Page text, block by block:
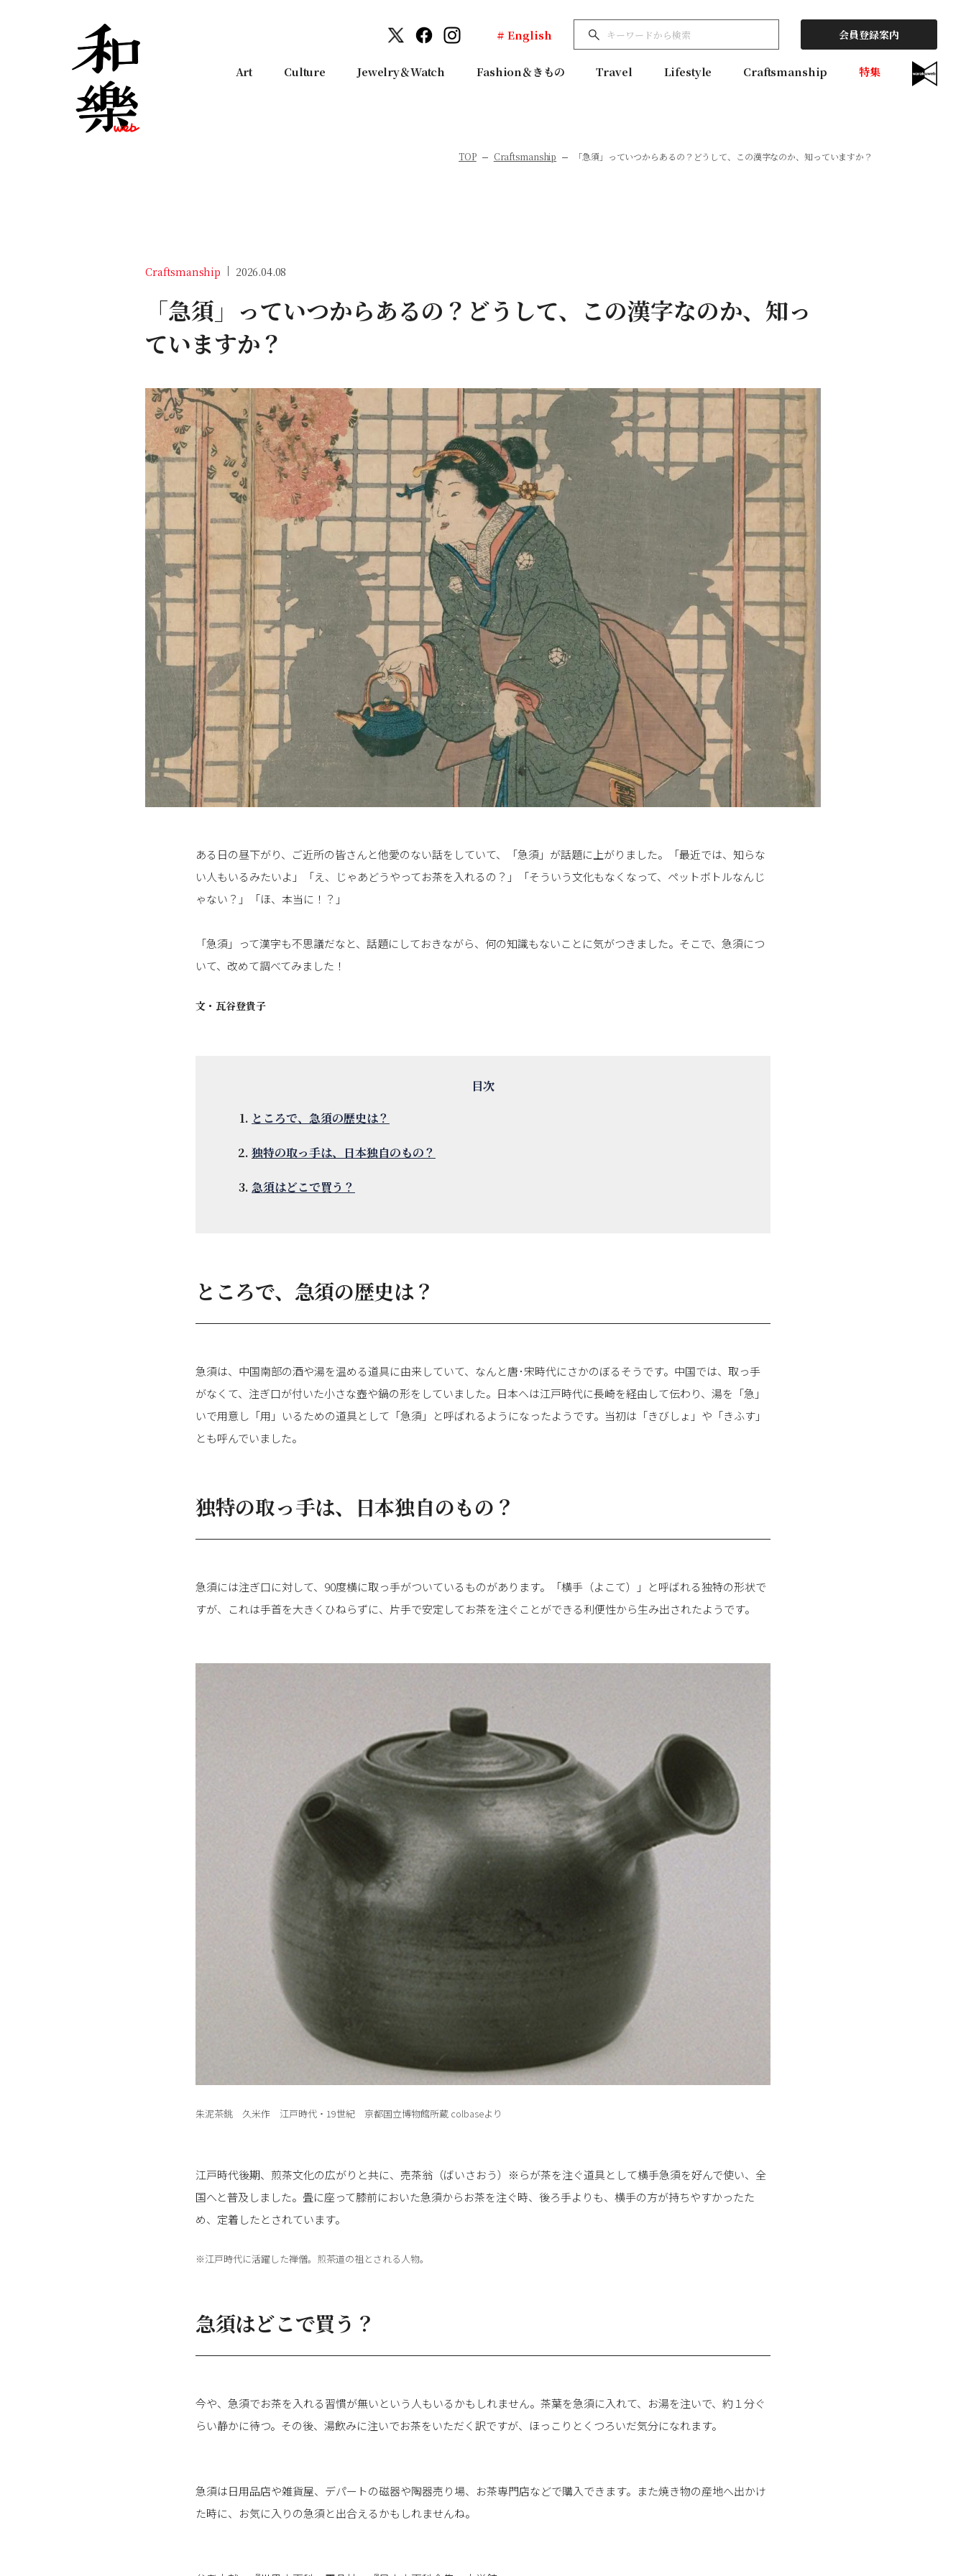
# English 会員登録案内
Art Culture Jewelry＆Watch Fashion＆きもの Travel Lifestyle Craftsmanship 特集
TOP Craftsmanship 「急須」っていつからあるの？どうして、この漢字なのか、知っていますか？
Craftsmanship 2026.04.08
「急須」っていつからあるの？どうして、この漢字なのか、知っ
ていますか？
ある日の昼下がり、ご近所の皆さんと他愛のない話をしていて、「急須」が話題に上がりました。「最近では、知らな
い人もいるみたいよ」「え、じゃあどうやってお茶を入れるの？」「そういう文化もなくなって、ペットボトルなんじ
ゃない？」「ほ、本当に！？」
「急須」って漢字も不思議だなと、話題にしておきながら、何の知識もないことに気がつきました。そこで、急須につ
いて、改めて調べてみました！
文・ 瓦谷登貴子
ところで、急須の歴史は？
独特の取っ手は、日本独自のもの？
急須はどこで買う？
ところで、急須の歴史は？
急須は、中国南部の酒や湯を温める道具に由来していて、なんと唐･宋時代にさかのぼるそうです。中国では、取っ手
がなくて、注ぎ口が付いた小さな壺や鍋の形をしていました。日本へは江戸時代に長崎を経由して伝わり、湯を「急」
いで用意し「用」いるための道具として「急須」と呼ばれるようになったようです。当初は「きびしょ」や「きふす」
とも呼んでいました。
独特の取っ手は、日本独自のもの？
急須には注ぎ口に対して、90度横に取っ手がついているものがあります。「横手（よこて）」と呼ばれる独特の形状で
すが、これは手首を大きくひねらずに、片手で安定してお茶を注ぐことができる利便性から生み出されたようです。
朱泥茶銚 久米作 江戸時代・19世紀 京都国立博物館所蔵 colbaseより
江戸時代後期、煎茶文化の広がりと共に、売茶翁（ばいさおう）※らが茶を注ぐ道具として横手急須を好んで使い、全
国へと普及しました。畳に座って膝前においた急須からお茶を注ぐ時、後ろ手よりも、横手の方が持ちやすかったた
め、定着したとされています。
※江戸時代に活躍した禅僧。煎茶道の祖とされる人物。
急須はどこで買う？
今や、急須でお茶を入れる習慣が無いという人もいるかもしれません。茶葉を急須に入れて、お湯を注いで、約１分ぐ
らい静かに待つ。その後、湯飲みに注いでお茶をいただく訳ですが、ほっこりとくつろいだ気分になれます。
急須は日用品店や雑貨屋、デパートの磁器や陶器売り場、お茶専門店などで購入できます。また焼き物の産地へ出かけ
た時に、お気に入りの急須と出合えるかもしれませんね。